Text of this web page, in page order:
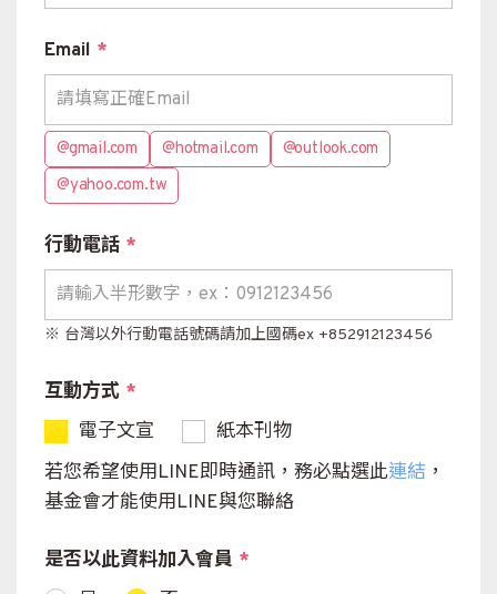
Email *
@gmail.com @hotmail.com
@outlook.com
@yahoo.com.tw
行動電話 *
※ 台灣以外行動電話號碼請加上國碼ex +852912123456
互動方式 *
電子文宣
紙本刊物
若您希望使用LINE即時通訊，務必點選此連結 ，
基金會才能使用LINE與您聯絡
是否以此資料加入會員 *